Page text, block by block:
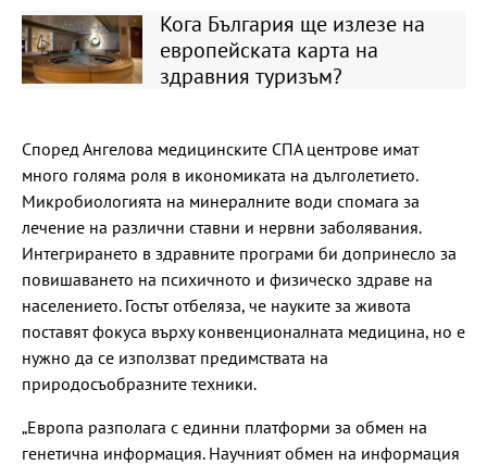
Кога България ще излезе на
европейската карта на
здравния туризъм?
Според Ангелова медицинските СПА центрове имат
много голяма роля в икономиката на дълголетието.
Микробиологията на минералните води спомага за
лечение на различни ставни и нервни заболявания.
Интегрирането в здравните програми би допринесло за
повишаването на психичното и физическо здраве на
населението. Гостът отбеляза, че науките за живота
поставят фокуса върху конвенционалната медицина, но е
нужно да се използват предимствата на
природосъобразните техники.
„Европа разполага с единни платформи за обмен на
генетична информация. Научният обмен на информация